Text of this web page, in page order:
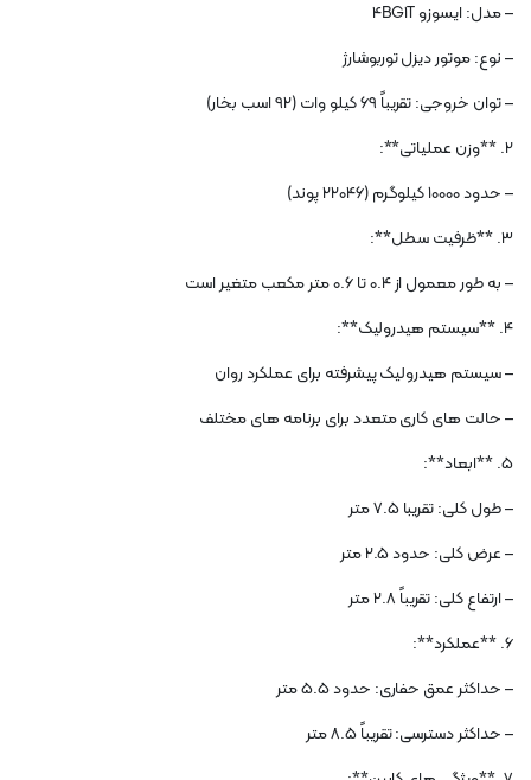
– مدل: ایسوزو 4BG1T
– نوع: موتور دیزل توربوشارژ
– توان خروجی: تقریباً 69 کیلو وات (92 اسب بخار)
2. **وزن عملیاتی**:
– حدود 10000 کیلوگرم (22046 پوند)
3. **ظرفیت سطل**:
– به طور معمول از 0.4 تا 0.6 متر مکعب متغیر است
4. **سیستم هیدرولیک**:
– سیستم هیدرولیک پیشرفته برای عملکرد روان
– حالت های کاری متعدد برای برنامه های مختلف
5. **ابعاد**:
– طول کلی: تقریبا 7.5 متر
– عرض کلی: حدود 2.5 متر
– ارتفاع کلی: تقریباً 2.8 متر
6. **عملکرد**:
– حداکثر عمق حفاری: حدود 5.5 متر
– حداکثر دسترسی: تقریباً 8.5 متر